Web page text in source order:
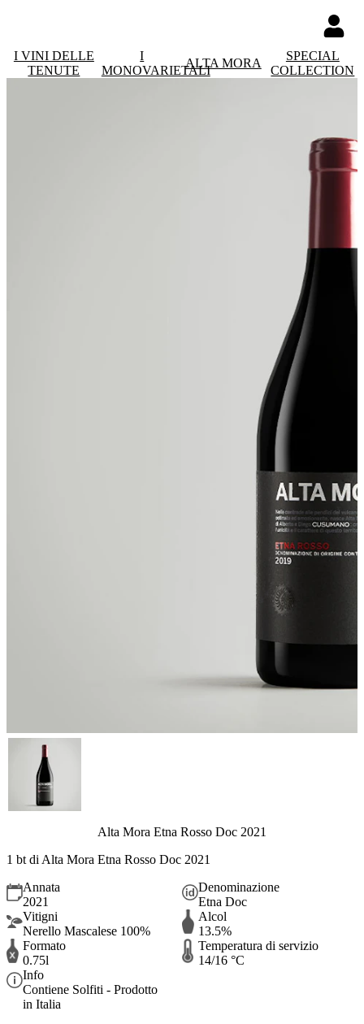
I VINI DELLE
TENUTE
I
MONOVARIETALI
ALTA MORA
SPECIAL
COLLECTION
Alta Mora Etna Rosso Doc 2021
1 bt di Alta Mora Etna Rosso Doc 2021
Annata
2021
Denominazione
Etna Doc
Vitigni
Nerello Mascalese 100%
Alcol
13.5%
Formato
0.75l
Temperatura di servizio
14/16 °C
Info
Contiene Solfiti - Prodotto
in Italia